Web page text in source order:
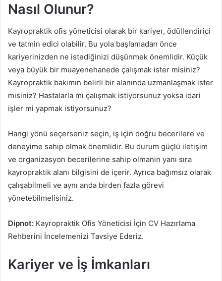
Nasıl Olunur?
Kayropraktik ofis yöneticisi olarak bir kariyer, ödüllendirici
ve tatmin edici olabilir. Bu yola başlamadan önce
kariyerinizden ne istediğinizi düşünmek önemlidir. Küçük
veya büyük bir muayenehanede çalışmak ister misiniz?
Kayropraktik bakımın belirli bir alanında uzmanlaşmak ister
misiniz? Hastalarla mı çalışmak istiyorsunuz yoksa idari
işler mi yapmak istiyorsunuz?
Hangi yönü seçerseniz seçin, iş için doğru becerilere ve
deneyime sahip olmak önemlidir. Bu durum güçlü iletişim
ve organizasyon becerilerine sahip olmanın yanı sıra
kayropraktik alanı bilgisini de içerir. Ayrıca bağımsız olarak
çalışabilmeli ve aynı anda birden fazla görevi
yönetebilmelisiniz.
Dipnot: Kayropraktik Ofis Yöneticisi İçin CV Hazırlama
Rehberini İncelemenizi Tavsiye Ederiz.
Kariyer ve İş İmkanları